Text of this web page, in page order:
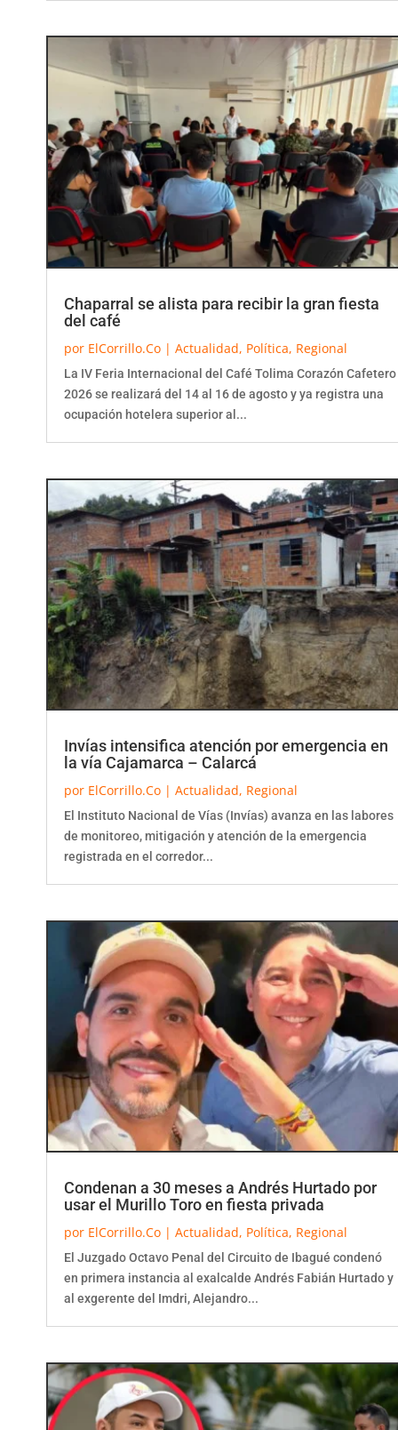
Chaparral se alista para recibir la gran fiesta
del café
por ElCorrillo.Co | Actualidad, Política, Regional
La IV Feria Internacional del Café Tolima Corazón Cafetero
2026 se realizará del 14 al 16 de agosto y ya registra una
ocupación hotelera superior al...
Invías intensifica atención por emergencia en
la vía Cajamarca – Calarcá
por ElCorrillo.Co | Actualidad, Regional
El Instituto Nacional de Vías (Invías) avanza en las labores
de monitoreo, mitigación y atención de la emergencia
registrada en el corredor...
Condenan a 30 meses a Andrés Hurtado por
usar el Murillo Toro en fiesta privada
por ElCorrillo.Co | Actualidad, Política, Regional
El Juzgado Octavo Penal del Circuito de Ibagué condenó
en primera instancia al exalcalde Andrés Fabián Hurtado y
al exgerente del Imdri, Alejandro...